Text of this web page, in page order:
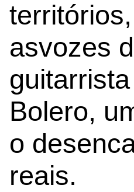
asvozes
Bolero,
o
reais.